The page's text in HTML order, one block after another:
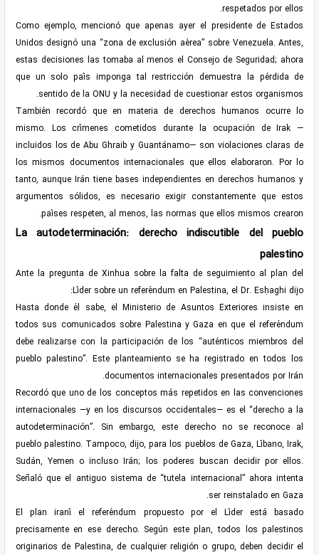
respetados por ellos.
Como ejemplo, mencionó que apenas ayer el presidente de Estados
Unidos designó una “zona de exclusión aérea” sobre Venezuela. Antes,
estas decisiones las tomaba al menos el Consejo de Seguridad; ahora
que un solo país imponga tal restricción demuestra la pérdida de
sentido de la ONU y la necesidad de cuestionar estos organismos.
También recordó que en materia de derechos humanos ocurre lo
mismo. Los crímenes cometidos durante la ocupación de Irak —
incluidos los de Abu Ghraib y Guantánamo— son violaciones claras de
los mismos documentos internacionales que ellos elaboraron. Por lo
tanto, aunque Irán tiene bases independientes en derechos humanos y
argumentos sólidos, es necesario exigir constantemente que estos
países respeten, al menos, las normas que ellos mismos crearon.
La autodeterminación: derecho indiscutible del pueblo
palestino
Ante la pregunta de Xinhua sobre la falta de seguimiento al plan del
Líder sobre un referéndum en Palestina, el Dr. Esḥaghi dijo:
Hasta donde él sabe, el Ministerio de Asuntos Exteriores insiste en
todos sus comunicados sobre Palestina y Gaza en que el referéndum
debe realizarse con la participación de los “auténticos miembros del
pueblo palestino”. Este planteamiento se ha registrado en todos los
documentos internacionales presentados por Irán.
Recordó que uno de los conceptos más repetidos en las convenciones
internacionales —y en los discursos occidentales— es el “derecho a la
autodeterminación”. Sin embargo, este derecho no se reconoce al
pueblo palestino. Tampoco, dijo, para los pueblos de Gaza, Líbano, Irak,
Sudán, Yemen o incluso Irán; los poderes buscan decidir por ellos.
Señaló que el antiguo sistema de “tutela internacional” ahora intenta
ser reinstalado en Gaza.
El plan iraní el referéndum propuesto por el Líder está basado
precisamente en ese derecho. Según este plan, todos los palestinos
originarios de Palestina, de cualquier religión o grupo, deben decidir el